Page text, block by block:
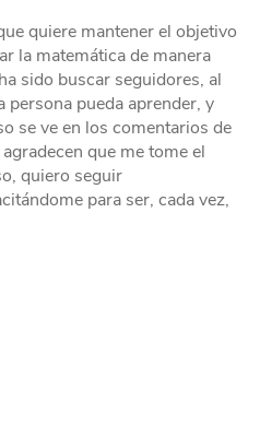
quiere mantener el objetivo
la matemática de manera
sido buscar seguidores, al
pueda aprender, y
se ve en los comentarios de
que me tome el
quiero seguir
para ser, cada vez,